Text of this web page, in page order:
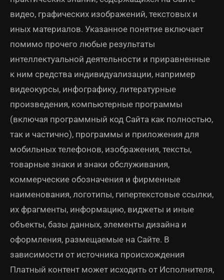
видео, графических изображений, текстовых и
иных материалов. Указанное понятие включает
помимо прочего любые результаты
интеллектуальной деятельности и приравненные
к ним средства индивидуализации, например
видеокурсы, инфографику, литературные
произведения, компьютерные программы
(включая программный код Сайта как полностью,
так и частично), программы и приложения для
мобильных телефонов, изображения, тексты,
товарные знаки и знаки обслуживания,
коммерческие обозначения и фирменные
наименования, логотипы, гипертекстовые ссылки,
их фрагменты, информацию, виджеты и иные
объекты, базы данных, элементы дизайна и
оформления, размещаемые на Сайте. В
зависимости от источника происхождения
Платный контент может исходить от Исполнителя,